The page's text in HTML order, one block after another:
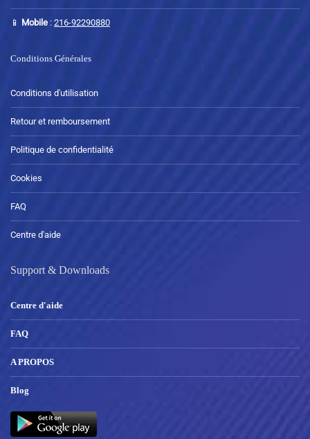
📱 Mobile : 216-92290880
Conditions Générales
Conditions d'utilisation
Retour et remboursement
Politique de confidentialité
Cookies
FAQ
Centre d'aide
Support & Downloads
Centre d'aide
FAQ
A PROPOS
Blog